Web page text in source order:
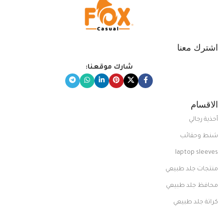
اشترك معنا
شارك موقعنا:
الاقسام
أحذية رجالي
شنط وحقائب
laptop sleeves
منتجات جلد طبيعي
محافظ جلد طبيعي
كراتة جلد طبيعي